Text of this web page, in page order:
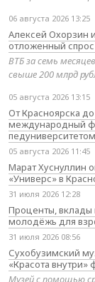
06 августа 2026 13:25
Алексей Охорзин
отложенный спрос
ВТБ за семь
свыше 200 млрд
05 августа 2026 13:15
От Красноярска
международный
педуниверситетом
05 августа 2026 11:45
Марат Хуснуллин
«Универс» в
31 июля 2026 12:28
Проценты, вклады
молодёжь для
31 июля 2026 08:56
Сухобузимский
«Красота
Музей с помощью